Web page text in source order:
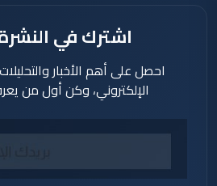
اشترك في النشرة
احصل على أهم الأخبار
الإلكتروني، وكن أول من